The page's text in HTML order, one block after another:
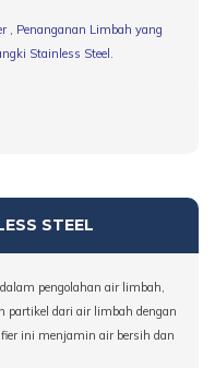
, Penanganan Limbah yang
Stainless Steel.
STEEL
pengolahan air limbah,
partikel dari air limbah dengan
ini menjamin air bersih dan